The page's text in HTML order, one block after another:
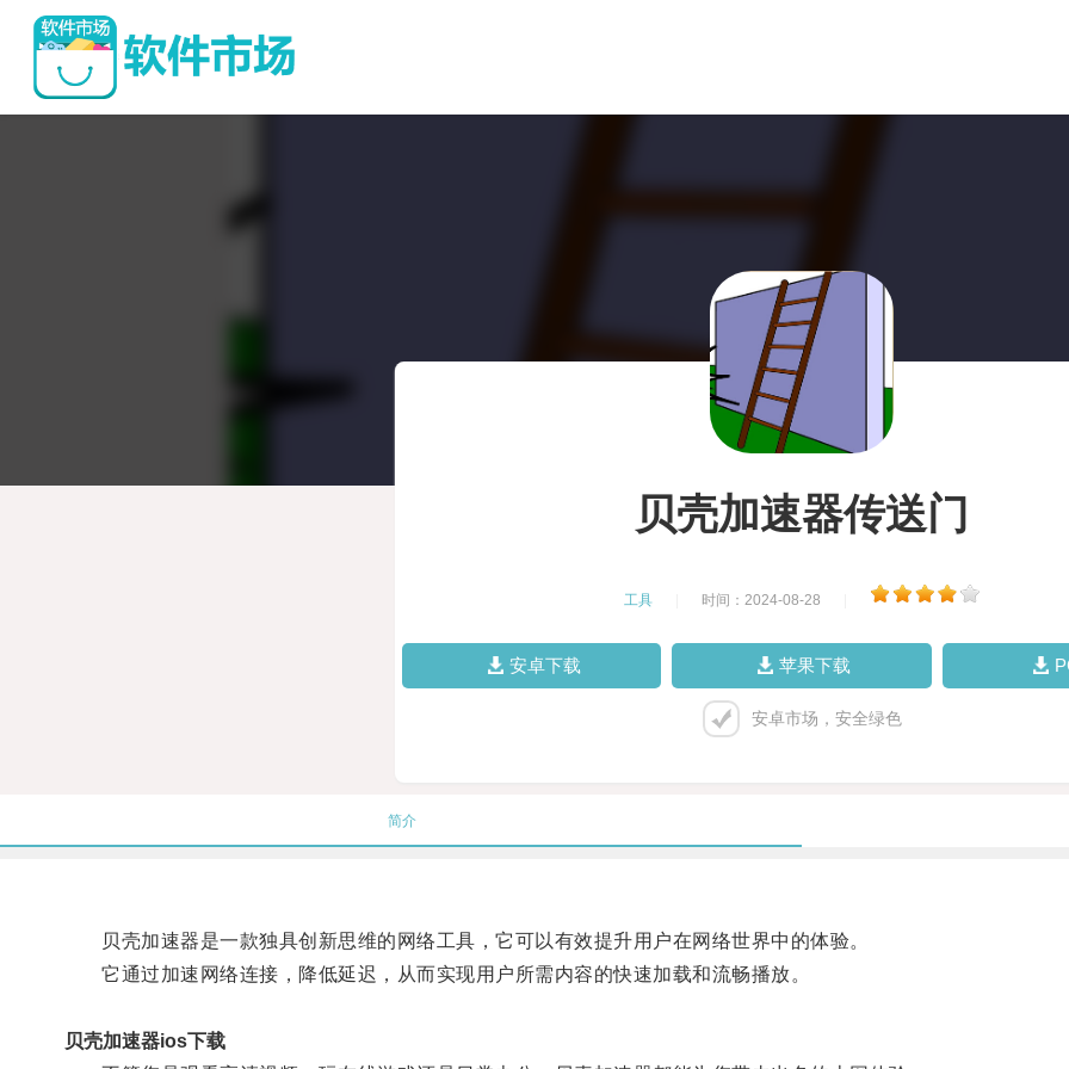
贝壳加速器传送门
工具 时间：2024-08-28
安卓下载 苹果下载
安卓市场，安全绿色
简介
贝壳加速器是一款独具创新思维的网络工具，它可以有效提升用户在网络世界中的体验。
它通过加速网络连接，降低延迟，从而实现用户所需内容的快速加载和流畅播放。
贝壳加速器ios下载